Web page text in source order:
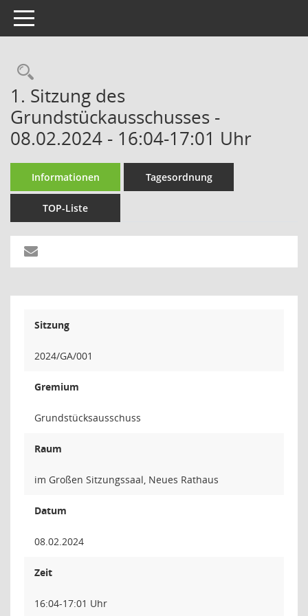
Toggle navigation
Rechercheauswahl
1. Sitzung des
Grundstückausschusses -
08.02.2024 - 16:04-17:01 Uhr
Informationen Tagesordnung
TOP-Liste
Sitzung
2024/GA/001
Gremium
Grundstücksausschuss
Raum
im Großen Sitzungssaal, Neues Rathaus
Datum
08.02.2024
Zeit
16:04-17:01 Uhr